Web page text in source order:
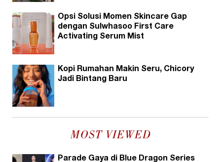
Opsi Solusi Momen Skincare Gap
dengan Sulwhasoo First Care
Activating Serum Mist
Kopi Rumahan Makin Seru, Chicory
Jadi Bintang Baru
MOST VIEWED
Parade Gaya di Blue Dragon Series